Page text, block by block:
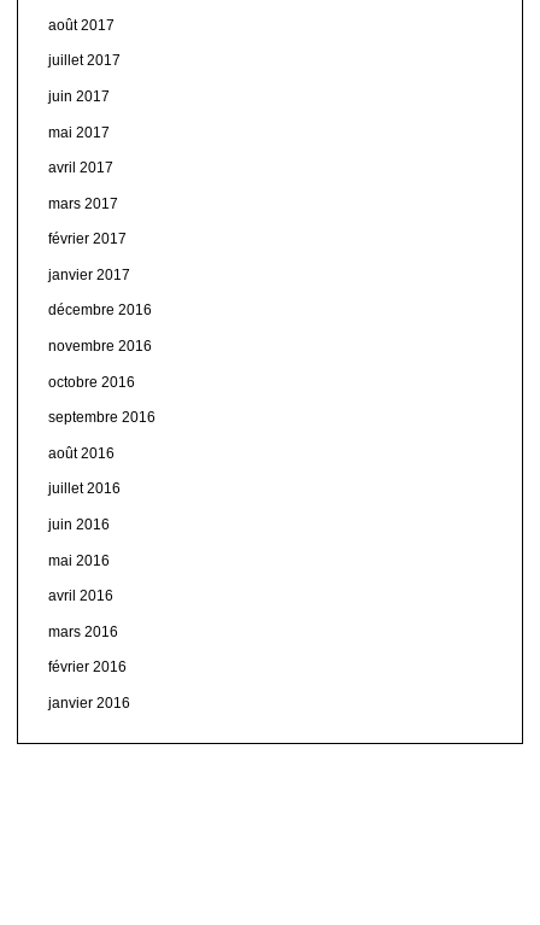
août 2017
juillet 2017
juin 2017
mai 2017
avril 2017
mars 2017
février 2017
janvier 2017
décembre 2016
novembre 2016
octobre 2016
septembre 2016
août 2016
juillet 2016
juin 2016
mai 2016
avril 2016
mars 2016
février 2016
janvier 2016